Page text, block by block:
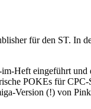
für den ST. In
im-Heft eingeführt
POKEs für
Version (!) von